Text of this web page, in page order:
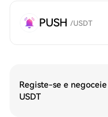
PUSH /USDT
Registe-se e
USDT